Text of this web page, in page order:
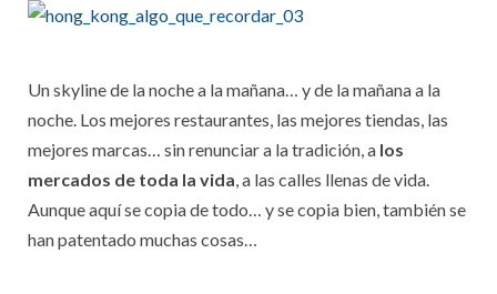
Un skyline de la noche a la mañana… y de la mañana a la
noche. Los mejores restaurantes, las mejores tiendas, las
mejores marcas… sin renunciar a la tradición, a los
mercados de toda la vida , a las calles llenas de vida.
Aunque aquí se copia de todo… y se copia bien, también se
han patentado muchas cosas…